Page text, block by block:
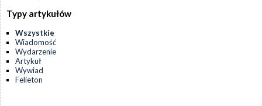
Typy artykułów
Wszystkie
Wiadomość
Wydarzenie
Artykuł
Wywiad
Felieton